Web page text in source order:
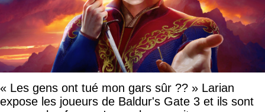
« Les gens ont tué mon gars sûr ?? » Larian
expose les joueurs de Baldur's Gate 3 et ils sont